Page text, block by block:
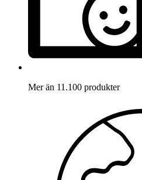
Mer än 11.100 produkter